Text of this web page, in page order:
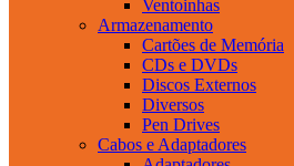
Ventoinhas
Armazenamento
Cartões de Memória
CDs e DVDs
Discos Externos
Diversos
Pen Drives
Cabos e Adaptadores